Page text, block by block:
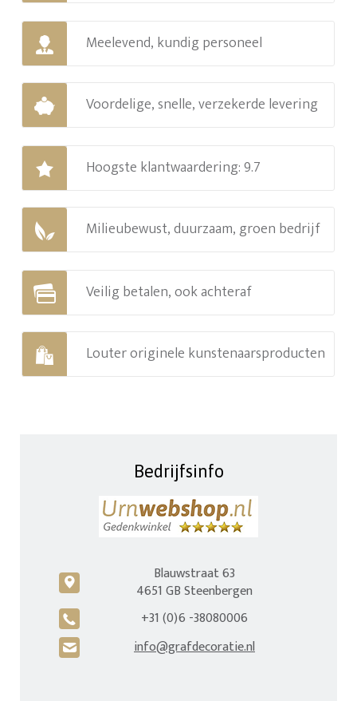
Meelevend, kundig personeel
Voordelige, snelle, verzekerde levering
Hoogste klantwaardering: 9.7
Milieubewust, duurzaam, groen bedrijf
Veilig betalen, ook achteraf
Louter originele kunstenaarsproducten
Bedrijfsinfo
c
Blauwstraat 63
4651 GB Steenbergen
A +31 (0)6 -38080006
H info@grafdecoratie.nl